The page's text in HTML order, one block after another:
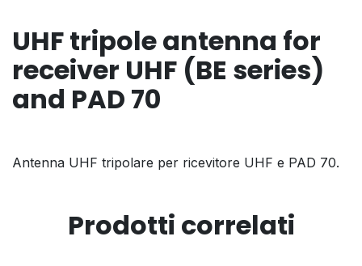
UHF tripole antenna for
receiver UHF (BE series)
and PAD 70
Antenna UHF tripolare per ricevitore UHF e PAD 70.
Prodotti correlati